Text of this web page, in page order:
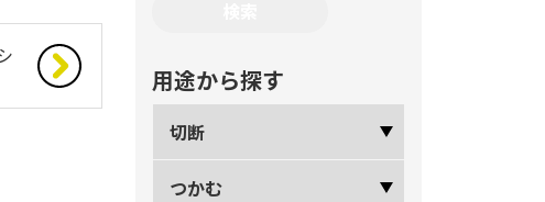
用途から探す
切断
つかむ